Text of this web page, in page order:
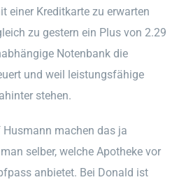
einer Kreditkarte zu erwarten
zu gestern ein Plus von 2.29
Notenbank die
und weil leistungsfähige
stehen.
Husmann machen das ja
selber, welche Apotheke vor
anbietet. Bei Donald ist